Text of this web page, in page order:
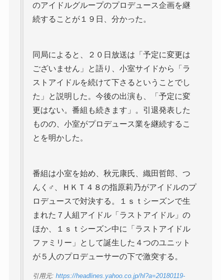
のアイドルグループのプロデュース企画を継
続することが１９日、分かった。
同局によると、２０日放送は「予定に変更は
ございません」と語り、小室サイドから「ラ
ストアイドルを続けて下さるということでし
た」と説明した。今後の出演も、「予定に変
更はない。番組も続きます」。引退発表した
ものの、小室がプロデュース業を継続するこ
とを明かした。
番組は小室を始め、秋元康氏、織田哲郎、つ
んく♂、ＨＫＴ４８の指原莉乃がアイドルのプ
ロデュースで対決する。１ｓｔシーズンで生
まれた７人組アイドル「ラストアイドル」の
ほか、１ｓｔシーズン中に「ラストアイドル
ファミリー」として誕生した４つのユニット
が５人のプロデューサーの下で激突する。
引用元: https://headlines.yahoo.co.jp/hl?a=20180119-